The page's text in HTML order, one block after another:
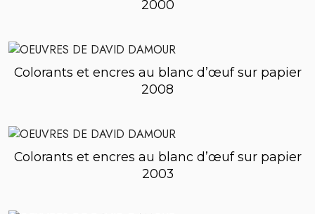
2000
Colorants et encres au blanc d’œuf sur papier
2008
Colorants et encres au blanc d’œuf sur papier
2003